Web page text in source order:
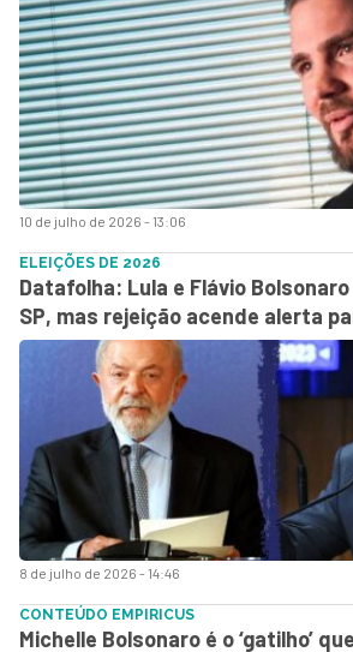
10 de julho de 2026 - 13:06
8 de julho de 2026 - 14:46
ELEIÇÕES DE 2026
Datafolha: Lula e Flávio
SP, mas rejeição acende alerta
CONTEÚDO EMPIRICUS
Michelle Bolsonaro é o ‘gatilho’